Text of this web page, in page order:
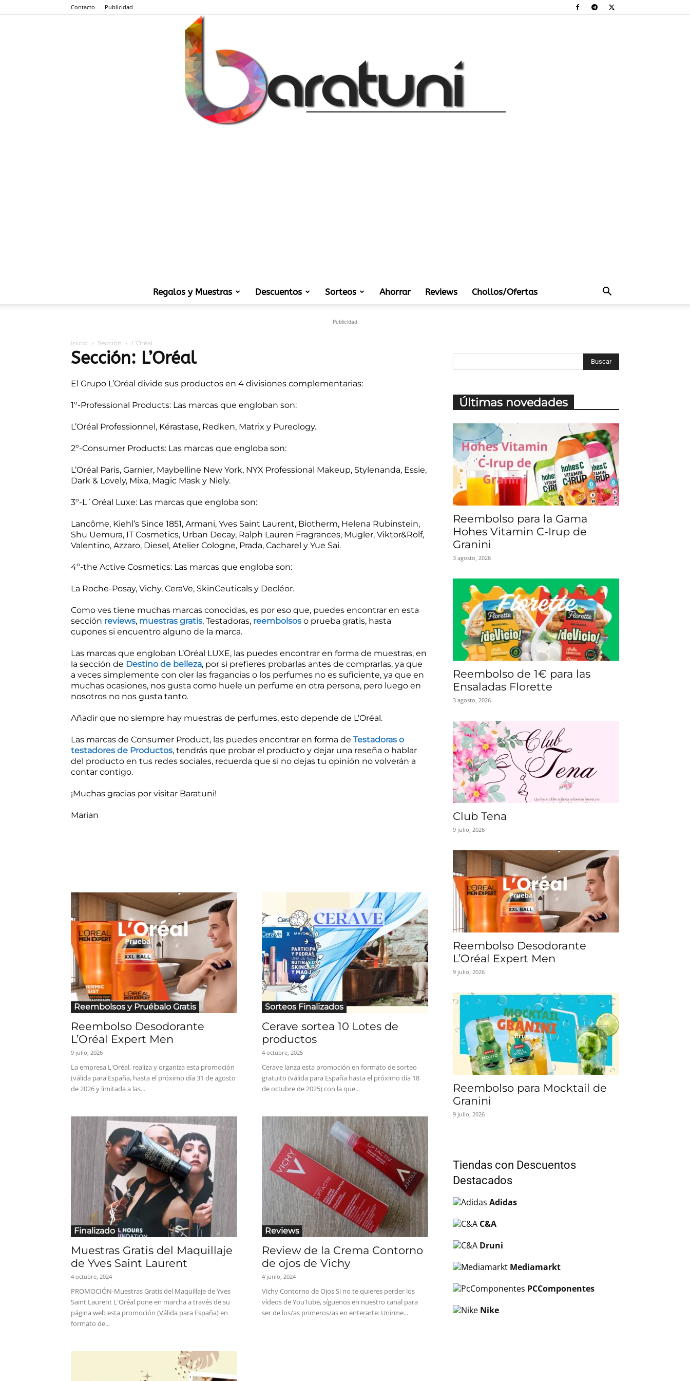
Contacto Publicidad
muestras
domicilio
Baratuni
Regalos y Muestras Descuentos Sorteos Ahorrar Reviews Chollos/Ofertas
Publicidad
Inicio Sección L’Oréal
Sección: L’Oréal
El Grupo L’Oréal divide sus productos en 4 divisiones complementarias:
1º-Professional Products: Las marcas que engloban son:
L’Oréal Professionnel, Kérastase, Redken, Matrix y Pureology.
2º-Consumer Products: Las marcas que engloba son:
L’Oréal Paris, Garnier, Maybelline New York, NYX Professional Makeup, Stylenanda, Essie,
Dark & Lovely, Mixa, Magic Mask y Niely.
3º-L´Oréal Luxe: Las marcas que engloba son:
Lancôme, Kiehl’s Since 1851, Armani, Yves Saint Laurent, Biotherm, Helena Rubinstein,
Shu Uemura, IT Cosmetics, Urban Decay, Ralph Lauren Fragrances, Mugler, Viktor&Rolf,
Valentino, Azzaro, Diesel, Atelier Cologne, Prada, Cacharel y Yue Sai.
4º-the Active Cosmetics: Las marcas que engloba son:
La Roche-Posay, Vichy, CeraVe, SkinCeuticals y Decléor.
Como ves tiene muchas marcas conocidas, es por eso que, puedes encontrar en esta
sección reviews, muestras gratis, Testadoras, reembolsos o prueba gratis, hasta
cupones si encuentro alguno de la marca.
Las marcas que engloban L’Oréal LUXE, las puedes encontrar en forma de muestras, en
la sección de Destino de belleza, por si prefieres probarlas antes de comprarlas, ya que
a veces simplemente con oler las fragancias o los perfumes no es suficiente, ya que en
muchas ocasiones, nos gusta como huele un perfume en otra persona, pero luego en
nosotros no nos gusta tanto.
Añadir que no siempre hay muestras de perfumes, esto depende de L’Oréal.
Las marcas de Consumer Product, las puedes encontrar en forma de Testadoras o
testadores de Productos, tendrás que probar el producto y dejar una reseña o hablar
del producto en tus redes sociales, recuerda que si no dejas tu opinión no volverán a
contar contigo.
¡Muchas gracias por visitar Baratuni!
Marian
Reembolsos y Pruébalo Gratis
Reembolso Desodorante
L’Oréal Expert Men
9 julio, 2026
La empresa L'Oréal, realiza y organiza esta promoción
(válida para España, hasta el próximo día 31 de agosto
de 2026 y limitada a las...
Sorteos Finalizados
Cerave sortea 10 Lotes de
productos
4 octubre, 2025
Cerave lanza esta promoción en formato de sorteo
gratuito (válida para España hasta el próximo día 18
de octubre de 2025) con la que...
Finalizado
Muestras Gratis del Maquillaje
de Yves Saint Laurent
4 octubre, 2024
PROMOCIÓN-Muestras Gratis del Maquillaje de Yves
Saint Laurent L'Oréal pone en marcha a través de su
página web esta promoción (Válida para España) en
formato de...
Reviews
Review de la Crema Contorno
de ojos de Vichy
4 junio, 2024
Vichy Contorno de Ojos Si no te quieres perder los
vídeos de YouTube, síguenos en nuestro canal para
ser de los/as primeros/as en enterarte: Unirme...
Últimas novedades
Reembolso para la Gama
Hohes Vitamin C-Irup de
Granini
3 agosto, 2026
Reembolso de 1€ para las
Ensaladas Florette
3 agosto, 2026
Club Tena
9 julio, 2026
Reembolso Desodorante
L’Oréal Expert Men
9 julio, 2026
Reembolso para Mocktail de
Granini
9 julio, 2026
Tiendas con Descuentos
Destacados
Adidas
C&A
Druni
Mediamarkt
PCComponentes
Nike